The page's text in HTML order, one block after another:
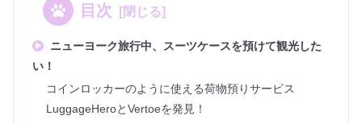
目次
ニューヨーク旅行中、スーツケースを預けて観光した
い！
コインロッカーのように使える荷物預りサービス
LuggageHeroとVertoeを発見！